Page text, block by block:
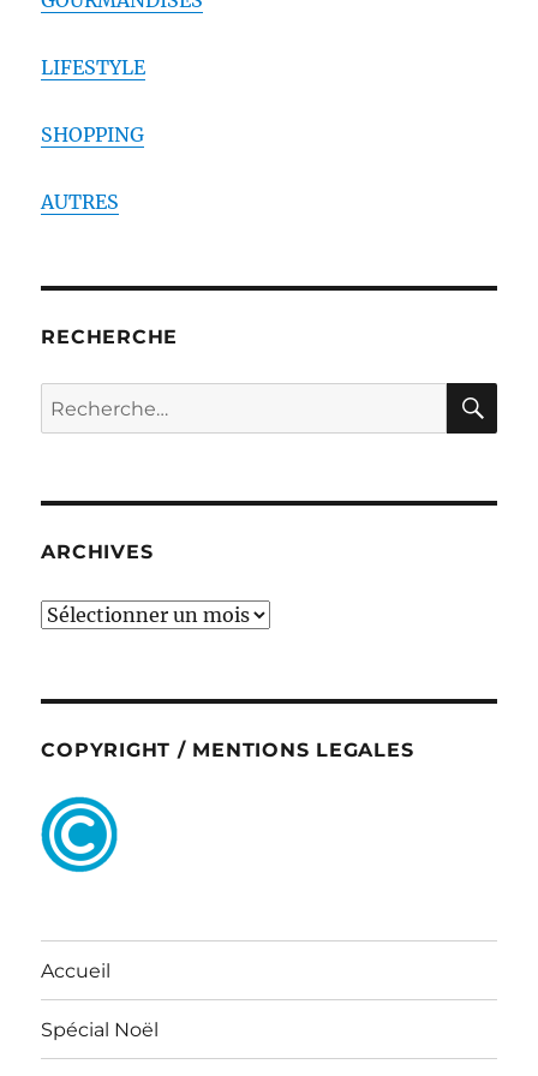
LIFESTYLE
SHOPPING
AUTRES
RECHERCHE
Recherche
pour :
ARCHIVES
ARCHIVES
COPYRIGHT / MENTIONS LEGALES
Accueil
Spécial Noël